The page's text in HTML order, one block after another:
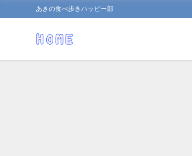
あきの食べ歩きハッピー部